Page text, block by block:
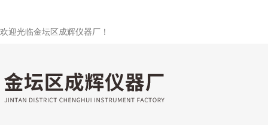
欢迎光临金坛区成辉仪器厂！